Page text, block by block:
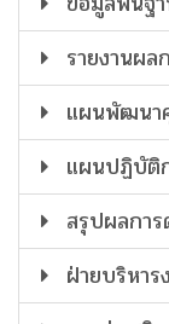
รายงานผล
แผนพัฒนา
แผนปฏิบัติ
สรุปผลกา
ฝ่ายบริหาร